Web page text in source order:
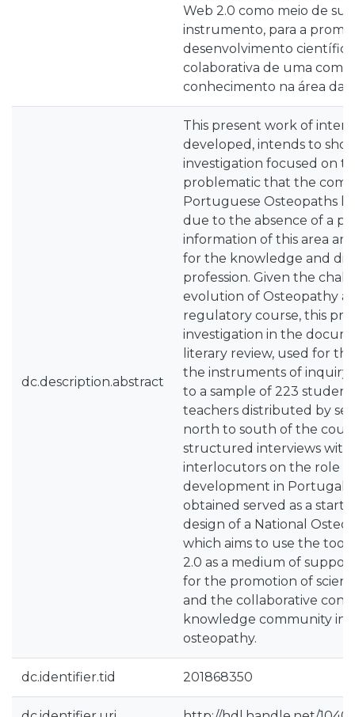
Web 2.0 como meio de
instrumento, para a
desenvolvimento
colaborativa de uma
conhecimento na área da
dc.description.abstract
This present work of
developed, intends to
investigation focused on
problematic that the
Portuguese Osteopaths
due to the absence of a
information of this area
for the knowledge and
profession. Given the
evolution of Osteopathy
regulatory course, this
investigation in the
literary review, used for
the instruments of inquiry
to a sample of 223
teachers distributed by
north to south of the
structured interviews with
interlocutors on the role
development in Portugal.
obtained served as a
design of a National
which aims to use the
2.0 as a medium of
for the promotion of
and the collaborative
knowledge community in
osteopathy.
dc.identifier.tid 201868350